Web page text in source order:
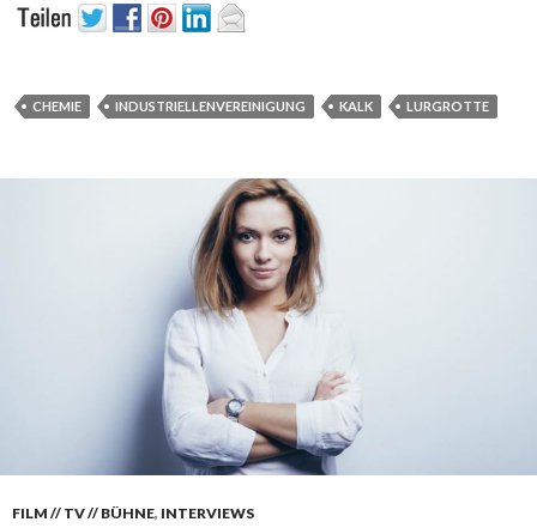
CHEMIE INDUSTRIELLENVEREINIGUNG KALK LURGROTTE
FILM // TV // BÜHNE, INTERVIEWS